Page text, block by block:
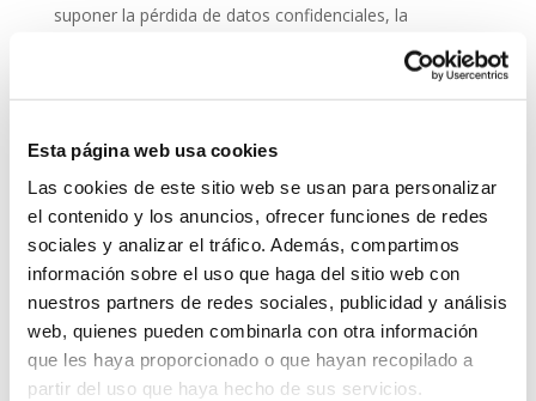
Esta página web usa cookies
Las cookies de este sitio web se usan para personalizar
el contenido y los anuncios, ofrecer funciones de redes
sociales y analizar el tráfico. Además, compartimos
información sobre el uso que haga del sitio web con
nuestros partners de redes sociales, publicidad y análisis
web, quienes pueden combinarla con otra información
que les haya proporcionado o que hayan recopilado a
partir del uso que haya hecho de sus servicios.
suponer la pérdida de datos confidenciales, la
protección antivirusno
puede ser una opción, sino una inversión
cibernética.
ESET NOD 32 ofrece versiones adaptadas para
entornos empresariales, con consolas de
administración remota y escaneos programados. De
este modo, puedes garantizar que todos los
dispositivos de tu red estén seguros, actualizados y
libres de amenazas.
Grupo-System, ¿Quiénes somos?